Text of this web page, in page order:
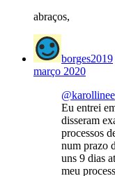
abraços,
borges2019
março 2020
@karollinee
Eu entrei
disseram
processos
num prazo
uns 9 dias
meu